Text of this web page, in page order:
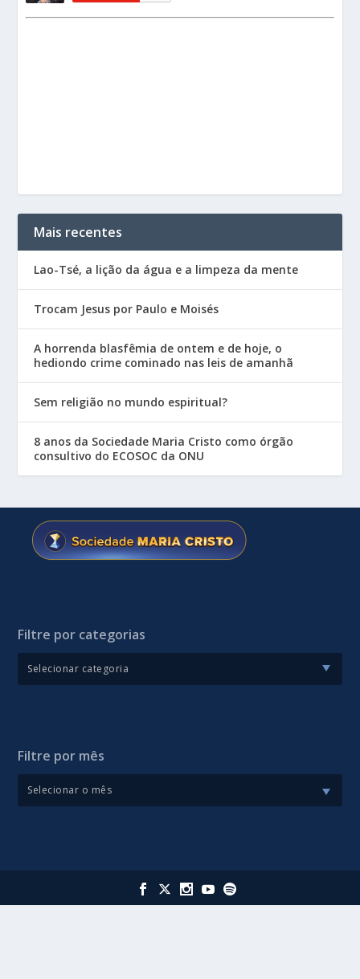
Mais recentes
Lao-Tsé, a lição da água e a limpeza da mente
Trocam Jesus por Paulo e Moisés
A horrenda blasfêmia de ontem e de hoje, o
hediondo crime cominado nas leis de amanhã
Sem religião no mundo espiritual?
8 anos da Sociedade Maria Cristo como órgão
consultivo do ECOSOC da ONU
Filtre por categorias
Filtre por mês